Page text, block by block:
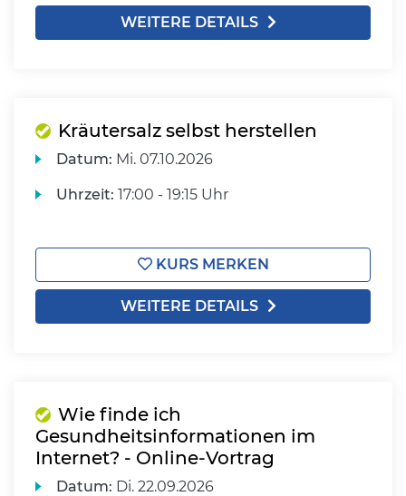
WEITERE DETAILS
Kräutersalz selbst herstellen
Datum: Mi. 07.10.2026
Uhrzeit: 17:00 - 19:15 Uhr
KURS MERKEN
WEITERE DETAILS
Wie finde ich
Gesundheitsinformationen im
Internet? - Online-Vortrag
Datum: Di. 22.09.2026